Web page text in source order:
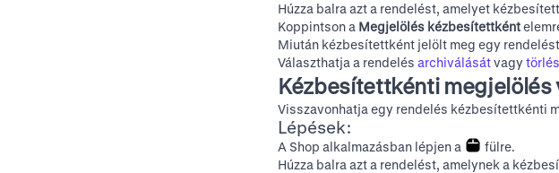
Húzza balra azt a rendelést, amelyet
Koppintson a Megjelölés kézbesítettként
Miután kézbesítettként jelölt meg egy
Választhatja a rendelés archiválásátvagy
Kézbesítettkénti megjelölés
Visszavonhatja egy rendelés kézbesítettkénti
Lépések:
A Shop alkalmazásban lépjen a
fülre.
Húzza balra azt a rendelést, amelynek a